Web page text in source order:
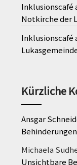
Inklusionscafé
Notkirche der
Inklusionscafé
Kürzliche
Ansgar
Behinderungen
Michaela
Unsichtbare